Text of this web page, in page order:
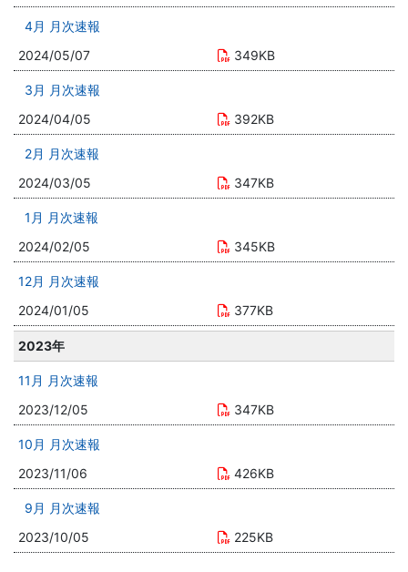
4月 月次速報
2024/05/07
349KB
3月 月次速報
2024/04/05
392KB
2月 月次速報
2024/03/05
347KB
1月 月次速報
2024/02/05
345KB
12月 月次速報
2024/01/05
377KB
2023年
11月 月次速報
2023/12/05
347KB
10月 月次速報
2023/11/06
426KB
9月 月次速報
2023/10/05
225KB